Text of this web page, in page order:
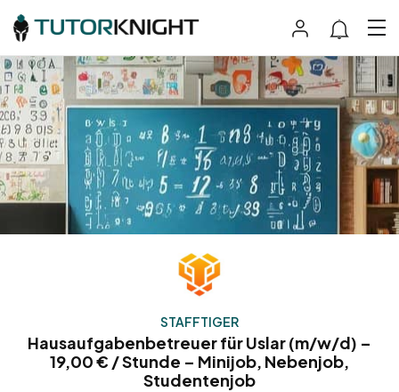
STAFFTIGER
Hausaufgabenbetreuer für Uslar (m/w/d) –
19,00 € / Stunde – Minijob, Nebenjob,
Studentenjob